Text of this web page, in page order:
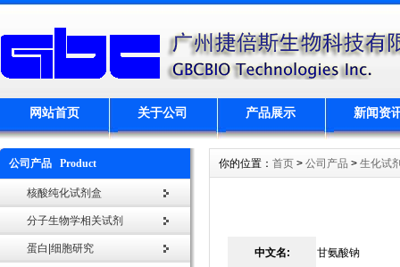
网站首页 关于公司 产品展示 新闻资
公司产品 Product
核酸纯化试剂盒
分子生物学相关试剂
蛋白|细胞研究
你的位置： 首页 > 公司产品 > 生化试
中文名: 甘氨酸钠